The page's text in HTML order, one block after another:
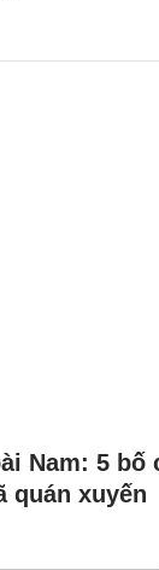
Nam: 5 bố
quán xuyến